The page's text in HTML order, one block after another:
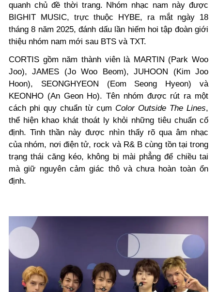
quanh chủ đề thời trang. Nhóm nhạc nam này được
BIGHIT MUSIC, trực thuộc HYBE, ra mắt ngày 18
tháng 8 năm 2025, đánh dấu lần hiếm hoi tập đoàn giới
thiệu nhóm nam mới sau BTS và TXT.
CORTIS gồm năm thành viên là MARTIN (Park Woo
Joo), JAMES (Jo Woo Beom), JUHOON (Kim Joo
Hoon), SEONGHYEON (Eom Seong Hyeon) và
KEONHO (An Geon Ho). Tên nhóm được rút ra một
cách phi quy chuẩn từ cụm Color Outside The Lines,
thể hiện khao khát thoát ly khỏi những tiêu chuẩn cố
định. Tinh thần này được nhìn thấy rõ qua âm nhạc
của nhóm, nơi điện tử, rock và R& B cùng tồn tại trong
trạng thái căng kéo, không bị mài phẳng để chiều tai
mà giữ nguyên cảm giác thô và chưa hoàn toàn ổn
định.